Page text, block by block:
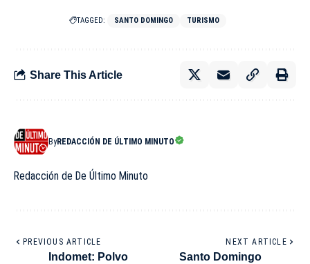
TAGGED: SANTO DOMINGO TURISMO
Share This Article
ByREDACCIÓN DE ÚLTIMO MINUTO
Redacción de De Último Minuto
PREVIOUS ARTICLE
Indomet: Polvo
NEXT ARTICLE
Santo Domingo